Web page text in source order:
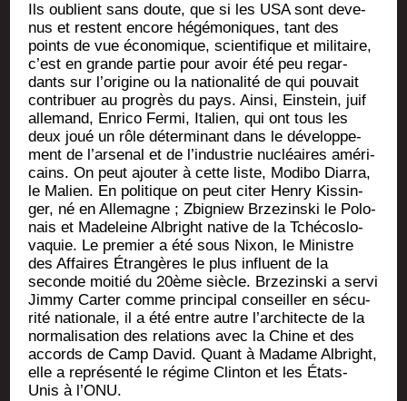
Ils oublient sans doute, que si les USA sont deve­
nus et res­tent encore hégé­mo­niques, tant des
points de vue éco­no­mique, scien­ti­fique et mili­taire,
c’est en grande par­tie pour avoir été peu regar­
dants sur l’o­ri­gine ou la natio­na­li­té de qui pou­vait
contri­buer au pro­grès du pays. Ain­si, Ein­stein, juif
alle­mand, Enri­co Fer­mi, Ita­lien, qui ont tous les
deux joué un rôle déter­mi­nant dans le déve­lop­pe­
ment de l’ar­se­nal et de l’in­dus­trie nucléaires amé­ri­
cains. On peut ajou­ter à cette liste, Modi­bo Diar­ra,
le Malien. En poli­tique on peut citer Hen­ry Kis­sin­
ger, né en Alle­magne ; Zbi­gniew Brze­zins­ki le Polo­
nais et Made­leine Albright native de la Tché­co­slo­
va­quie. Le pre­mier a été sous Nixon, le Ministre
des Affaires Étran­gères le plus influent de la
seconde moi­tié du 20ème siècle. Brze­zins­ki a ser­vi
Jim­my Car­ter comme prin­ci­pal conseiller en sécu­
ri­té natio­nale, il a été entre autre l’ar­chi­tecte de la
nor­ma­li­sa­tion des rela­tions avec la Chine et des
accords de Camp David. Quant à Madame Albright,
elle a repré­sen­té le régime Clin­ton et les États-
Unis à l’ONU.